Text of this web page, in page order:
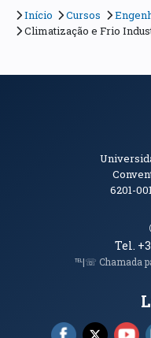
Início Cursos
Climatização e Frio
Informações
6201-
Tel.
℡|☏ Chamada
Facebook
X (abre